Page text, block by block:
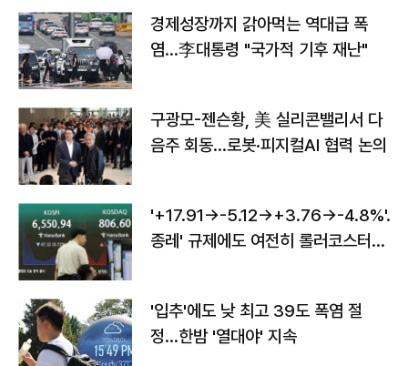
경제성장까지 갉아먹는 역대급 폭
염…李대통령 "국가적 기후 재난"
구광모-젠슨황, 美 실리콘밸리서 다
음주 회동…로봇·피지컬AI 협력 논의
'+17.91→-5.12→+3.76→-4.8%'…'
종레' 규제에도 여전히 롤러코스터
'입추'에도 낮 최고 39도 폭염 절
정…한밤 '열대야' 지속